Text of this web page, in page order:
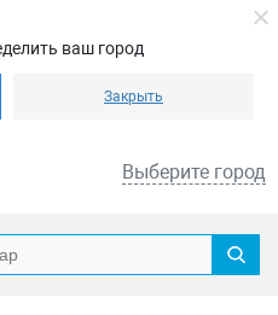
ваш город
Закрыть
Выберите город